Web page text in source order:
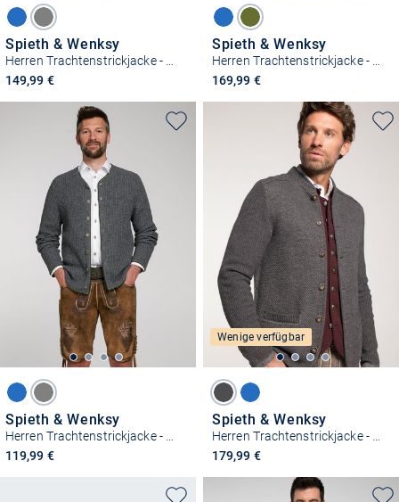
Spieth & Wenksy
149,99 €
Spieth & Wenksy
169,99 €
Spieth & Wenksy
119,99 €
Wenige verfügbar
Spieth & Wenksy
179,99 €